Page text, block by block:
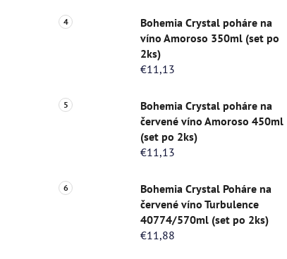
Bohemia Crystal poháre na
víno Amoroso 350ml (set po
2ks)
€11,13
Bohemia Crystal poháre na
červené víno Amoroso 450ml
(set po 2ks)
€11,13
Bohemia Crystal Poháre na
červené víno Turbulence
40774/570ml (set po 2ks)
€11,88